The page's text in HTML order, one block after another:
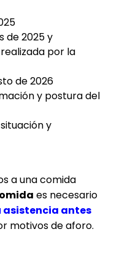
de 2025y
por la
de 2026
y postura del
y
a una comida
es necesario
asistencia antes
motivos de aforo.